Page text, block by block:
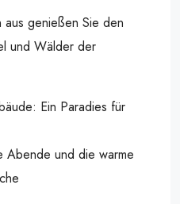
genießen Sie den
und Wälder der
Ein Paradies für
Abende und die warme